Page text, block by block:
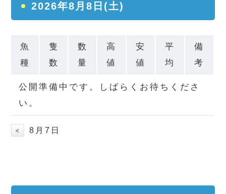
2026年8月8日(土)
魚
種
隻
数
数
量
高
値
安
値
平
均
備
考
公開準備中です。しばらくお待ちくださ
い。
8月7日